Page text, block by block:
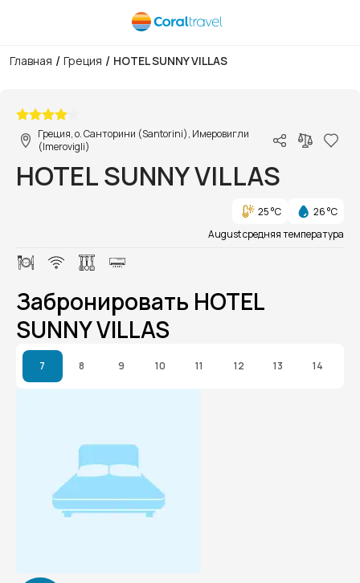
Главная / Греция / HOTEL SUNNY VILLAS
Греция, о. Санторини (Santorini), Имеровигли
(Imerovigli)
HOTEL SUNNY VILLAS
25 °C
26 °C
August средняя температура
Забронировать HOTEL
SUNNY VILLAS
7 8 9 10 11 12 13 14